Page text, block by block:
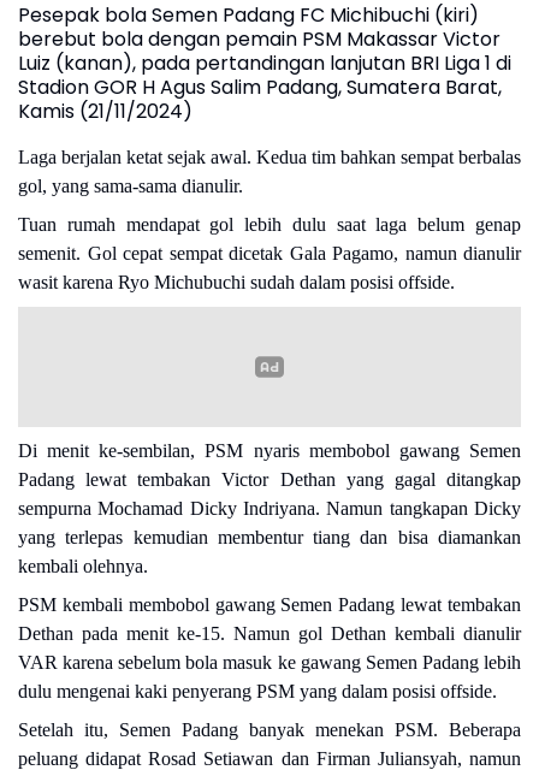
Pesepak bola Semen Padang FC Michibuchi (kiri)
berebut bola dengan pemain PSM Makassar Victor
Luiz (kanan), pada pertandingan lanjutan BRI Liga 1 di
Stadion GOR H Agus Salim Padang, Sumatera Barat,
Kamis (21/11/2024)
Laga berjalan ketat sejak awal. Kedua tim bahkan sempat berbalas
gol, yang sama-sama dianulir.
Tuan rumah mendapat gol lebih dulu saat laga belum genap
semenit. Gol cepat sempat dicetak Gala Pagamo, namun dianulir
wasit karena Ryo Michubuchi sudah dalam posisi offside.
Di menit ke-sembilan, PSM nyaris membobol gawang Semen
Padang lewat tembakan Victor Dethan yang gagal ditangkap
sempurna Mochamad Dicky Indriyana. Namun tangkapan Dicky
yang terlepas kemudian membentur tiang dan bisa diamankan
kembali olehnya.
PSM kembali membobol gawang Semen Padang lewat tembakan
Dethan pada menit ke-15. Namun gol Dethan kembali dianulir
VAR karena sebelum bola masuk ke gawang Semen Padang lebih
dulu mengenai kaki penyerang PSM yang dalam posisi offside.
Setelah itu, Semen Padang banyak menekan PSM. Beberapa
peluang didapat Rosad Setiawan dan Firman Juliansyah, namun